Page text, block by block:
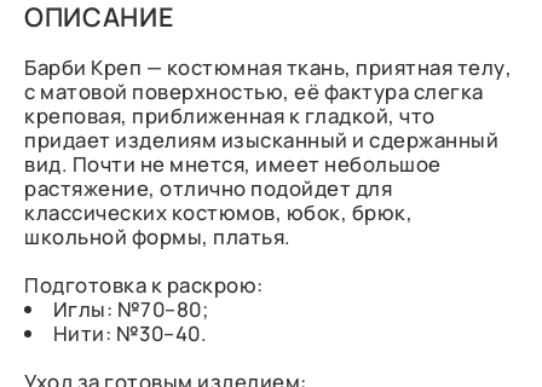
ОПИСАНИЕ
Барби Креп — костюмная ткань, приятная телу,
с матовой поверхностью, её фактура слегка
креповая, приближенная к гладкой, что
придает изделиям изысканный и сдержанный
вид. Почти не мнется, имеет небольшое
растяжение, отлично подойдет для
классических костюмов, юбок, брюк,
школьной формы, платья.
Подготовка к раскрою:
Иглы: №70–80;
Нити: №30–40.